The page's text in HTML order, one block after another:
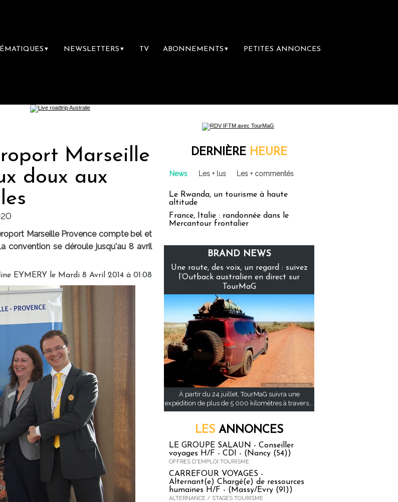
▼ NEWSLETTERS ▼ TV ABONNEMENTS ▼ PETITES ANNONCES
Marseille
doux aux
Marseille Provence compte bel et
convention se déroule jusqu'au 8 avril
EYMERY le Mardi 8 Avril 2014 à 01:08
DERNIÈRE HEURE
News Les + lus Les + commentés
Le Rwanda, un tourisme à haute
altitude
France, Italie : randonnée dans le
Mercantour frontalier
BRAND NEWS
Une route, des voix, un regard : suivez
l’Outback australien en direct sur
TourMaG
À partir du 24 juillet, TourMaG suivra une
expédition de plus de 5 000 kilomètres à travers...
LES ANNONCES
LE GROUPE SALAUN - Conseiller
voyages H/F - CDI - (Nancy (54))
OFFRES D'EMPLOI TOURISME
CARREFOUR VOYAGES -
Alternant(e) Chargé(e) de ressources
humaines H/F - (Massy/Evry (91))
ALTERNANCE / STAGES TOURISME